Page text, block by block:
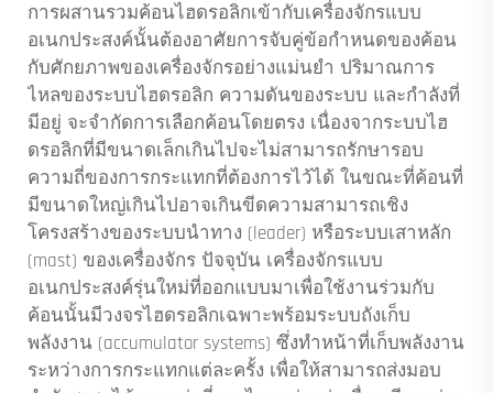
การผสานรวมค้อนไฮดรอลิกเข้ากับเครื่องจักรแบบ
อเนกประสงค์นั้นต้องอาศัยการจับคู่ข้อกำหนดของค้อน
กับศักยภาพของเครื่องจักรอย่างแม่นยำ ปริมาณการ
ไหลของระบบไฮดรอลิก ความดันของระบบ และกำลังที่
มีอยู่ จะจำกัดการเลือกค้อนโดยตรง เนื่องจากระบบไฮ
ดรอลิกที่มีขนาดเล็กเกินไปจะไม่สามารถรักษารอบ
ความถี่ของการกระแทกที่ต้องการไว้ได้ ในขณะที่ค้อนที่
มีขนาดใหญ่เกินไปอาจเกินขีดความสามารถเชิง
โครงสร้างของระบบนำทาง (leader) หรือระบบเสาหลัก
(mast) ของเครื่องจักร ปัจจุบัน เครื่องจักรแบบ
อเนกประสงค์รุ่นใหม่ที่ออกแบบมาเพื่อใช้งานร่วมกับ
ค้อนนั้นมีวงจรไฮดรอลิกเฉพาะพร้อมระบบถังเก็บ
พลังงาน (accumulator systems) ซึ่งทำหน้าที่เก็บพลังงาน
ระหว่างการกระแทกแต่ละครั้ง เพื่อให้สามารถส่งมอบ